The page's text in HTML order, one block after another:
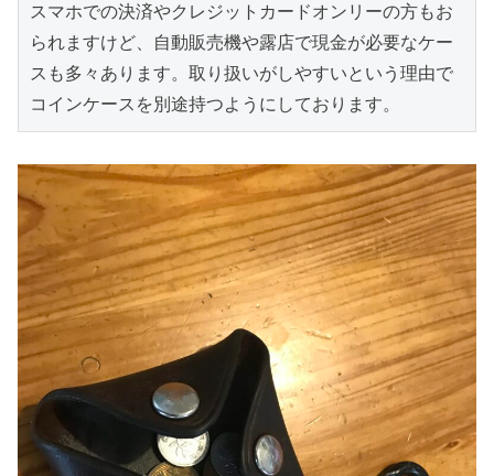
スマホでの決済やクレジットカードオンリーの方もお
られますけど、自動販売機や露店で現金が必要なケー
スも多々あります。取り扱いがしやすいという理由で
コインケースを別途持つようにしております。